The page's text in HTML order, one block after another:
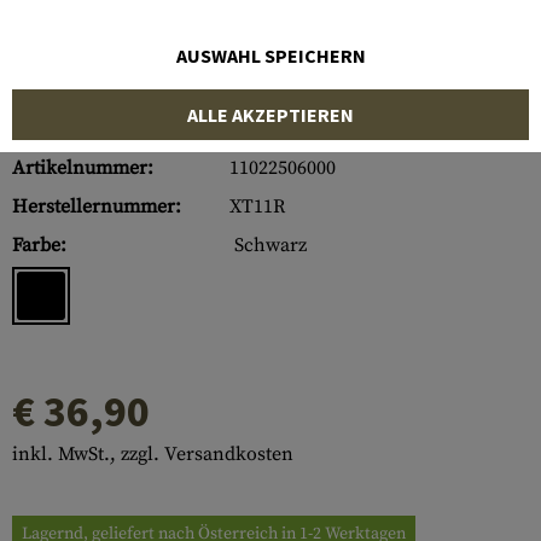
Artikelnummer:
11022506000
Herstellernummer:
XT11R
Farbe:
Schwarz
€ 36,90
inkl. MwSt., zzgl. Versandkosten
Lagernd, geliefert nach Österreich in 1-2 Werktagen
AUSWAHL SPEICHERN
ALLE AKZEPTIEREN